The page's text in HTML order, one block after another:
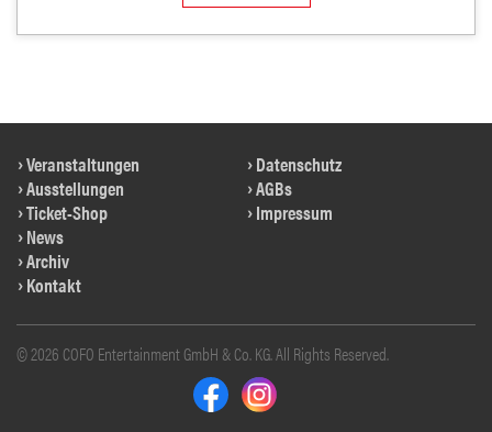
Veranstaltungen
Ausstellungen
Ticket-Shop
News
Archiv
Kontakt
Datenschutz
AGBs
Impressum
© 2026 COFO Entertainment GmbH & Co. KG. All Rights Reserved.